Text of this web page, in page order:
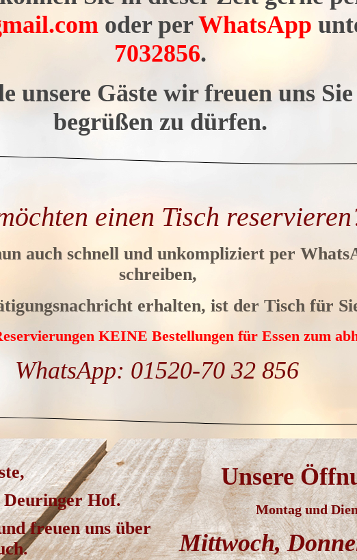
oder perWhatsApp
7032856.
unsere Gäste wir freuen uns
begrüßen zu dürfen.
einen Tisch
auch schnell und unkompliziert per
schreiben,
erhalten, ist der Tisch für
KEINE Bestellungen für Essen zum
WhatsApp: 01520-70 32 856
Deuringer Hof.
freuen unsüber
Unsere
Montag und
Mittwoch,